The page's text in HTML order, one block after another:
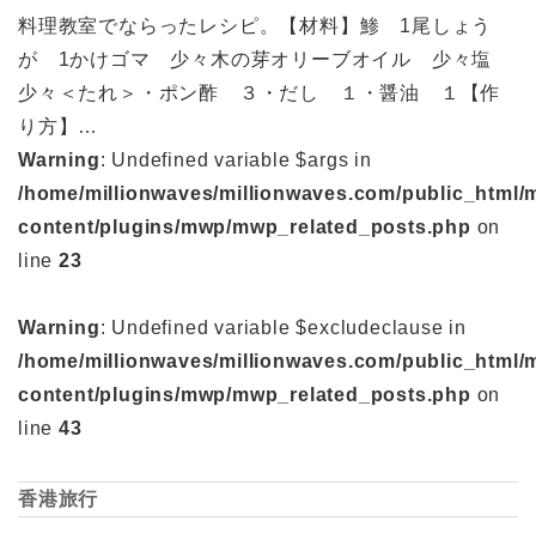
料理教室でならったレシピ。【材料】鯵 1尾しょう
が 1かけゴマ 少々木の芽オリーブオイル 少々塩
少々＜たれ＞・ポン酢 ３・だし １・醤油 １【作
り方】…
Warning: Undefined variable $args in
/home/millionwaves/millionwaves.com/public_html/
content/plugins/mwp/mwp_related_posts.php on
line 23
Warning: Undefined variable $excludeclause in
/home/millionwaves/millionwaves.com/public_html/
content/plugins/mwp/mwp_related_posts.php on
line 43
香港旅行